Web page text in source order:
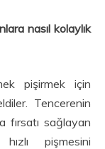
nasıl kolaylık
pişirmek için
Tencerenin
fırsatı sağlayan
pişmesini